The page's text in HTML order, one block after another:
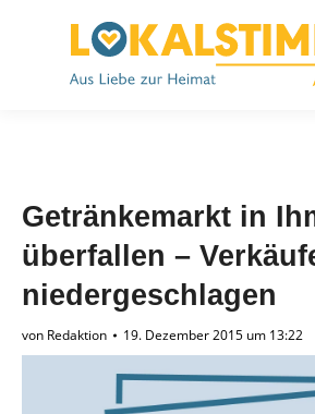
Getränkemarkt in
überfallen –
niedergeschlagen
von Redaktion 19. Dezember 2015 um 13:22